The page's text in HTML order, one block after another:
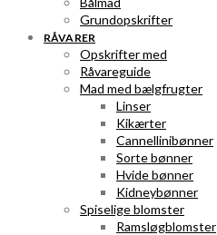
Grundopskrifter
RÅVARER
Opskrifter med
Råvareguide
Mad med bælgfrugter
Linser
Kikærter
Cannellinibønner
Sorte bønner
Hvide bønner
Kidneybønner
Spiselige blomster
Ramsløgblomster